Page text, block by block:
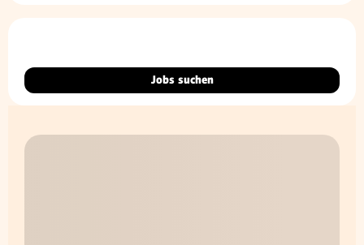
Jobs suchen